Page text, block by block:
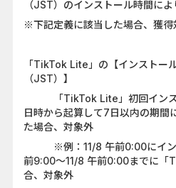
（JST）のインストール時間に
※下記定義に該当した場合、獲得
「TikTok Lite」の【インストー
（JST）】
「TikTok Lite」初回インス
日時から起算して7日以内の期
た場合、対象外
※例：11/8 午前0:00にインス
前9:00～11/8 午前0:00までに「
合、対象外